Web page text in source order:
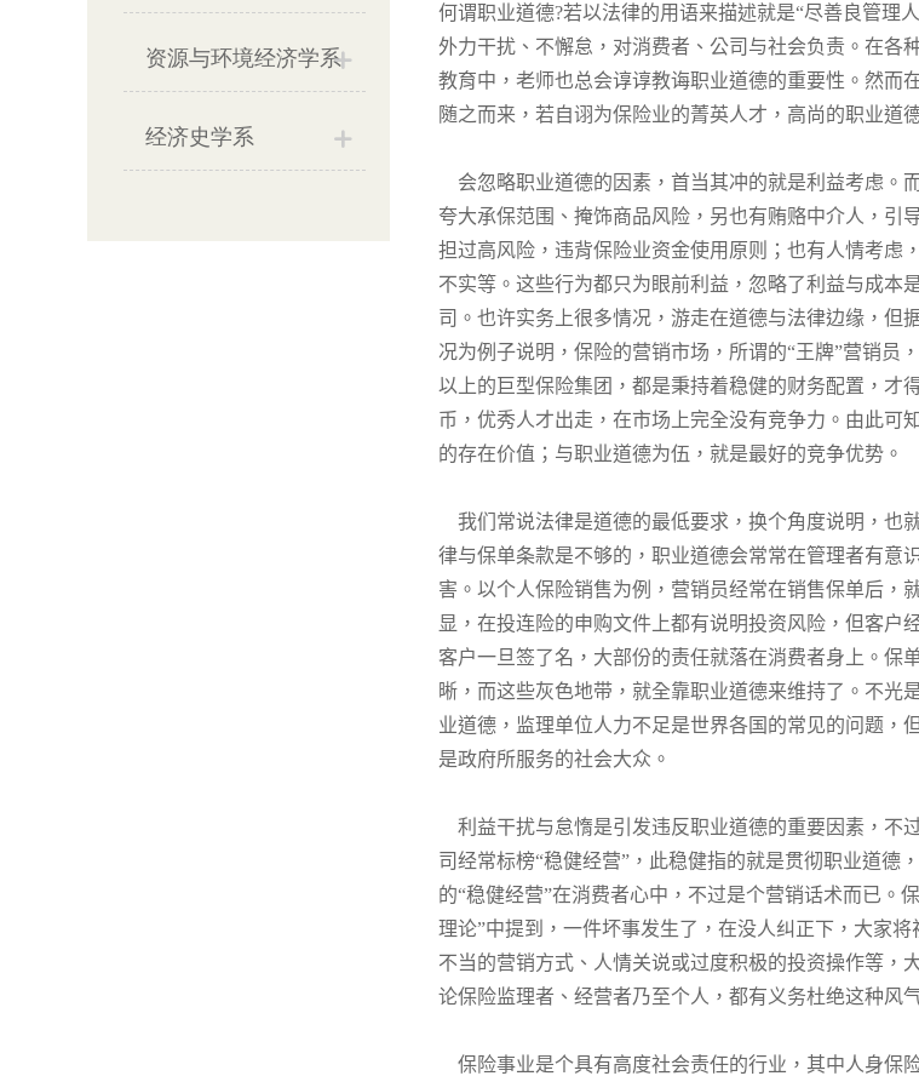
资源与环境经济学系
经济史学系
何谓职业道德?若以法律的用语来描述就是“尽善良管理
外力干扰、不懈怠，对消费者、公司与社会负责。在各
教育中，老师也总会谆谆教诲职业道德的重要性。然而
随之而来，若自诩为保险业的菁英人才，高尚的职业道
会忽略职业道德的因素，首当其冲的就是利益考虑。
夸大承保范围、掩饰商品风险，另也有贿赂中介人，引
担过高风险，违背保险业资金使用原则；也有人情考虑
不实等。这些行为都只为眼前利益，忽略了利益与成本
司。也许实务上很多情况，游走在道德与法律边缘，但
况为例子说明，保险的营销市场，所谓的“王牌”营销员
以上的巨型保险集团，都是秉持着稳健的财务配置，才
币，优秀人才出走，在市场上完全没有竞争力。由此可
的存在价值；与职业道德为伍，就是最好的竞争优势。
我们常说法律是道德的最低要求，换个角度说明，也
律与保单条款是不够的，职业道德会常常在管理者有意
害。以个人保险销售为例，营销员经常在销售保单后，
显，在投连险的申购文件上都有说明投资风险，但客户
客户一旦签了名，大部份的责任就落在消费者身上。保
晰，而这些灰色地带，就全靠职业道德来维持了。不光
业道德，监理单位人力不足是世界各国的常见的问题，
是政府所服务的社会大众。
利益干扰与怠惰是引发违反职业道德的重要因素，不
司经常标榜“稳健经营”，此稳健指的就是贯彻职业道德
的“稳健经营”在消费者心中，不过是个营销话术而已。
理论”中提到，一件坏事发生了，在没人纠正下，大家
不当的营销方式、人情关说或过度积极的投资操作等，
论保险监理者、经营者乃至个人，都有义务杜绝这种风
保险事业是个具有高度社会责任的行业，其中人身保